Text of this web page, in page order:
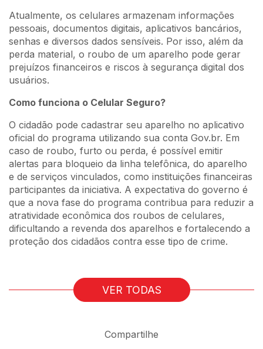
Atualmente, os celulares armazenam informações
pessoais, documentos digitais, aplicativos bancários,
senhas e diversos dados sensíveis. Por isso, além da
perda material, o roubo de um aparelho pode gerar
prejuízos financeiros e riscos à segurança digital dos
usuários.
Como funciona o Celular Seguro?
O cidadão pode cadastrar seu aparelho no aplicativo
oficial do programa utilizando sua conta Gov.br. Em
caso de roubo, furto ou perda, é possível emitir
alertas para bloqueio da linha telefônica, do aparelho
e de serviços vinculados, como instituições financeiras
participantes da iniciativa. A expectativa do governo é
que a nova fase do programa contribua para reduzir a
atratividade econômica dos roubos de celulares,
dificultando a revenda dos aparelhos e fortalecendo a
proteção dos cidadãos contra esse tipo de crime.
VER TODAS
Compartilhe